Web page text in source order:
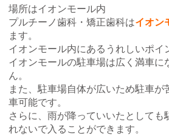
場所はイオンモール内
プルチーノ歯科・矯正歯科はイオン
ます。
イオンモール内にあるうれしいポイ
イオンモールの駐車場は広く満車に
ん。
また、駐車場自体が広いため駐車
車可能です。
さらに、雨が降っていいたとして
れないで入ることができます。